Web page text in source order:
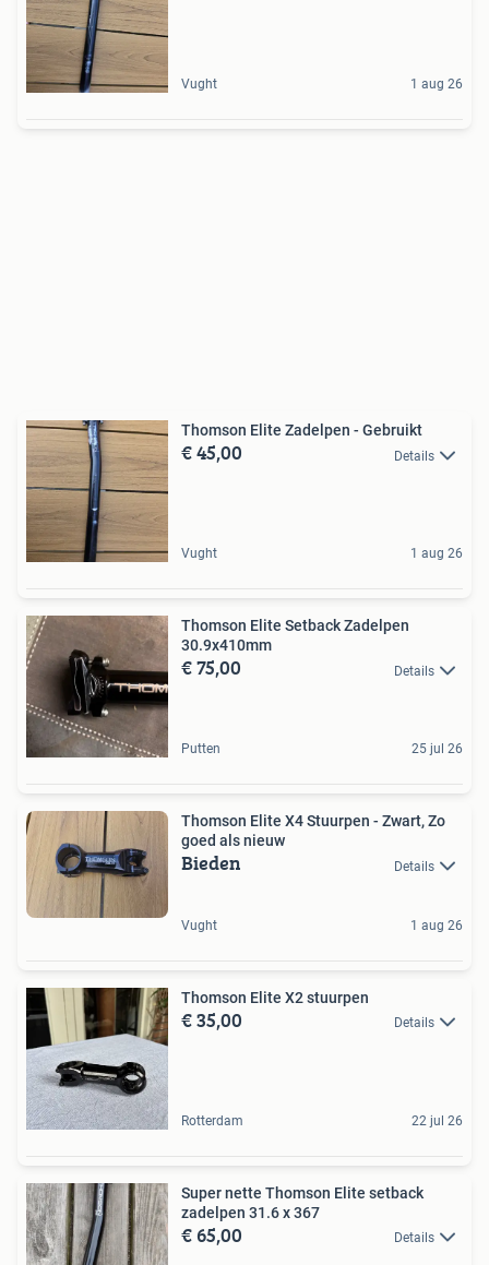
Vught 1 aug 26
Thomson Elite Zadelpen - Gebruikt
€ 45,00 Details
Vught 1 aug 26
Thomson Elite Setback Zadelpen
30.9x410mm
€ 75,00 Details
Putten 25 jul 26
Thomson Elite X4 Stuurpen - Zwart, Zo
goed als nieuw
Bieden Details
Vught 1 aug 26
Thomson Elite X2 stuurpen
€ 35,00 Details
Rotterdam 22 jul 26
Super nette Thomson Elite setback
zadelpen 31.6 x 367
€ 65,00 Details